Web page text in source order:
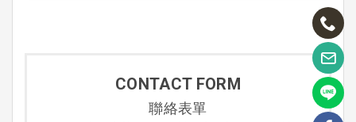
CONTACT FORM
聯絡表單